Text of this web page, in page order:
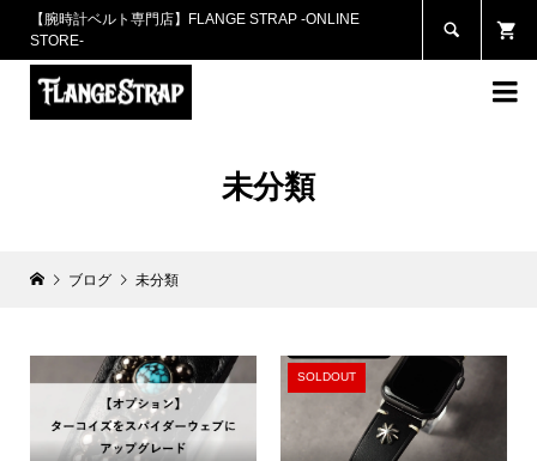
【腕時計ベルト専門店】FLANGE STRAP -ONLINE
STORE-


未分類
ブログ 未分類
SOLDOUT